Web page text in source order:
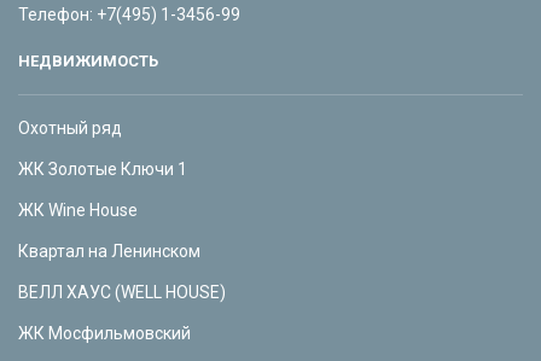
Телефон: +7(495) 1-3456-99
НЕДВИЖИМОСТЬ
Охотный ряд
ЖК Золотые Ключи 1
ЖК Wine House
Квартал на Ленинском
ВЕЛЛ ХАУС (WELL HOUSE)
ЖК Мосфильмовский